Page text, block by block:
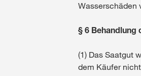
Wasserschäden
§ 6 Behandlung
(1) Das Saatgut
dem Käufer